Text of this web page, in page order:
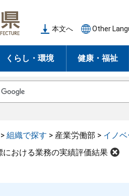
本文へ Other
くらし・環境 健康・福祉
> 組織で探す > 産業労働部 > イノ
における業務の実績評価結果